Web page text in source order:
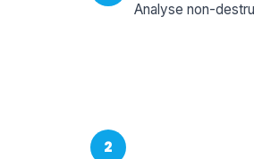
Analyse non-
2